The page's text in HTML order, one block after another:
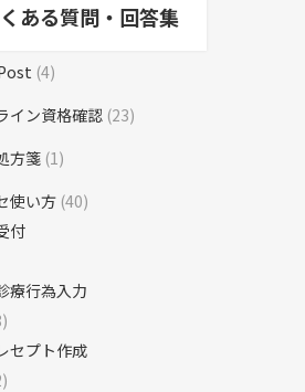
ある質問・回答集
(4)
イン資格確認 (23)
方箋 (1)
使い方 (40)
付
療行為入力
セプト作成